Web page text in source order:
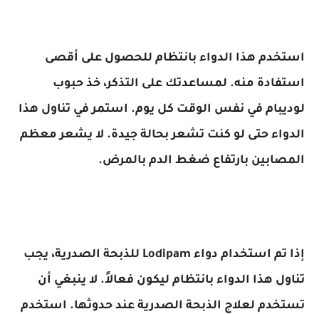
استخدم هذا الدواء بانتظام للحصول على أقصى
استفادة منه. لمساعدتك على التذكر، خذ حبوب
لوديبام في نفس الوقت كل يوم. استمر في تناول هذا
الدواء حتى لو كنت تشعر بحالة جيدة. لا يشعر معظم
المصابين بارتفاع ضغط الدم بالمرض.
إذا تم استخدام دواء Lodipam للذبحة الصدرية، يجب
تناول هذا الدواء بانتظام ليكون فعالاً. لا ينبغي أن
تستخدم لعلاج الذبحة الصدرية عند حدوثها. استخدم